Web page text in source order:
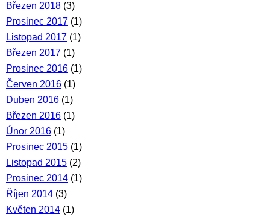
Březen 2018 (3)
Prosinec 2017 (1)
Listopad 2017 (1)
Březen 2017 (1)
Prosinec 2016 (1)
Červen 2016 (1)
Duben 2016 (1)
Březen 2016 (1)
Únor 2016 (1)
Prosinec 2015 (1)
Listopad 2015 (2)
Prosinec 2014 (1)
Říjen 2014 (3)
Květen 2014 (1)